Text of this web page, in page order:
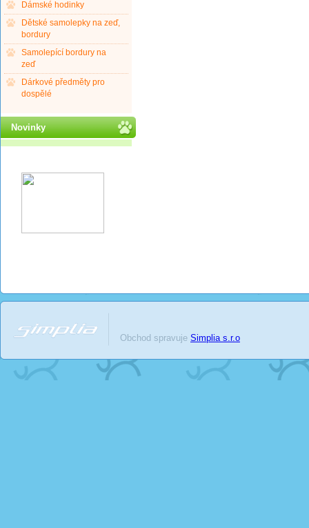
Dámské hodinky
Dětské samolepky na zeď,
bordury
Samolepící bordury na
zeď
Dárkové předměty pro
dospělé
Novinky
Obchod spravuje Simplia s.r.o